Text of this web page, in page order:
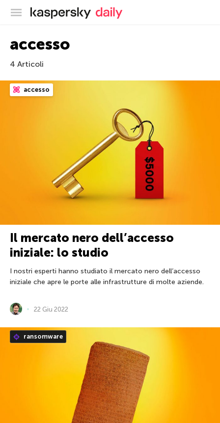
Blog ufficiale di Kaspersky
accesso
4 Articoli
accesso
Il mercato nero dell’accesso
iniziale: lo studio
I nostri esperti hanno studiato il mercato nero dell’accesso
iniziale che apre le porte alle infrastrutture di molte aziende.
22 Giu 2022
ransomware